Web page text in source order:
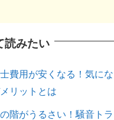
読みたい
費用が安くなる！気に
リットとは
階がうるさい！騒音ト